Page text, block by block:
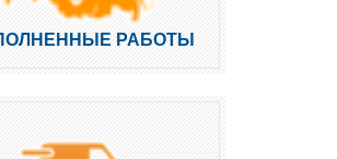
РАБОТЫ